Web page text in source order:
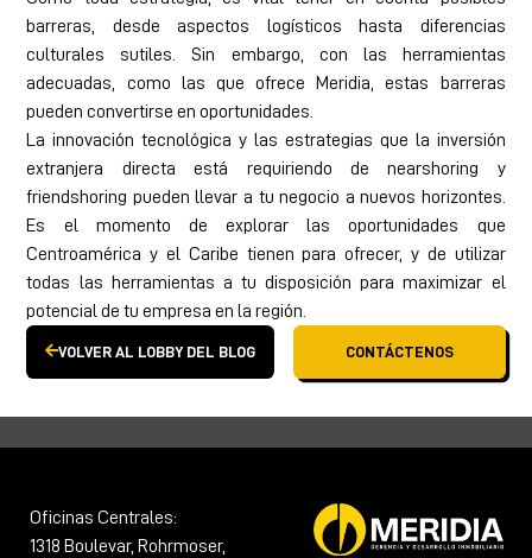
barreras, desde aspectos logísticos hasta diferencias
culturales sutiles. Sin embargo, con las herramientas
adecuadas, como las que ofrece Meridia, estas barreras
pueden convertirse en oportunidades.
La innovación tecnológica y las estrategias que la inversión
extranjera directa está requiriendo de nearshoring y
friendshoring pueden llevar a tu negocio a nuevos horizontes.
Es el momento de explorar las oportunidades que
Centroamérica y el Caribe tienen para ofrecer, y de utilizar
todas las herramientas a tu disposición para maximizar el
potencial de tu empresa en la región.
VOLVER AL LOBBY DEL BLOG CONTÁCTENOS
Oficinas Centrales:
1318 Boulevar, Rohrmoser,